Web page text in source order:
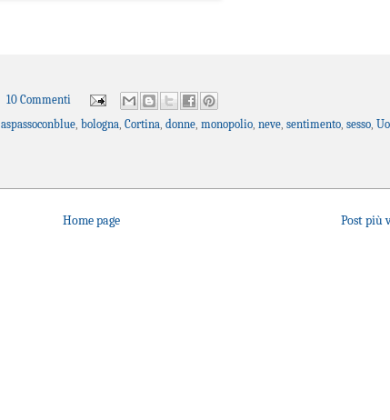
10 Commenti
aspassoconblue bologna Cortina donne monopolio neve sentimento sesso
Post più
Home page